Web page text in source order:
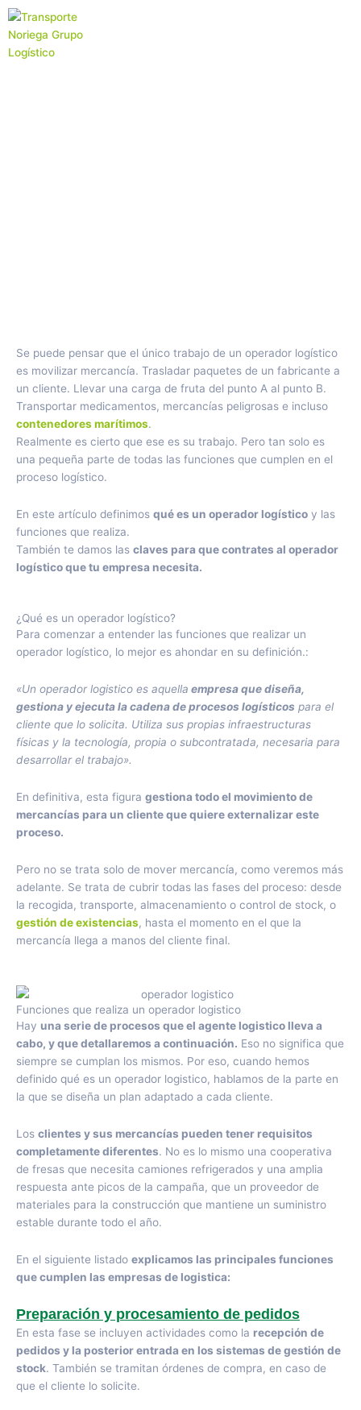
contenido
Se puede pensar que el único trabajo de un operador logístico
es movilizar mercancía. Trasladar paquetes de un fabricante a
un cliente. Llevar una carga de fruta del punto A al punto B.
Transportar medicamentos, mercancías peligrosas e incluso
contenedores marítimos.
Realmente es cierto que ese es su trabajo. Pero tan solo es
una pequeña parte de todas las funciones que cumplen en el
proceso logístico.
En este artículo definimos qué es un operador logístico y las
funciones que realiza.
También te damos las claves para que contrates al operador
logístico que tu empresa necesita.
¿Qué es un operador logístico?
Para comenzar a entender las funciones que realizar un
operador logístico, lo mejor es ahondar en su definición.:
«Un operador logistico es aquella empresa que diseña,
gestiona y ejecuta la cadena de procesos logísticos para el
cliente que lo solicita. Utiliza sus propias infraestructuras
físicas y la tecnología, propia o subcontratada, necesaria para
desarrollar el trabajo».
En definitiva, esta figura gestiona todo el movimiento de
mercancías para un cliente que quiere externalizar este
proceso.
Pero no se trata solo de mover mercancía, como veremos más
adelante. Se trata de cubrir todas las fases del proceso: desde
la recogida, transporte, almacenamiento o control de stock, o
gestión de existencias, hasta el momento en el que la
mercancía llega a manos del cliente final.
Funciones que realiza un operador logistico
Hay una serie de procesos que el agente logistico lleva a
cabo, y que detallaremos a continuación. Eso no significa que
siempre se cumplan los mismos. Por eso, cuando hemos
definido qué es un operador logistico, hablamos de la parte en
la que se diseña un plan adaptado a cada cliente.
Los clientes y sus mercancías pueden tener requisitos
completamente diferentes. No es lo mismo una cooperativa
de fresas que necesita camiones refrigerados y una amplia
respuesta ante picos de la campaña, que un proveedor de
materiales para la construcción que mantiene un suministro
estable durante todo el año.
En el siguiente listado explicamos las principales funciones
que cumplen las empresas de logistica:
Preparación y procesamiento de pedidos
En esta fase se incluyen actividades como la recepción de
pedidos y la posterior entrada en los sistemas de gestión de
stock. También se tramitan órdenes de compra, en caso de
que el cliente lo solicite.